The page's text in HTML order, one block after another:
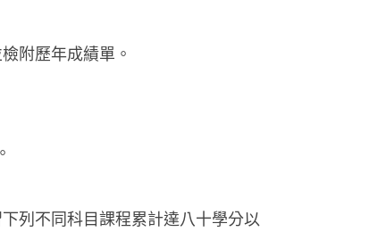
附歷年成績單。
列不同科目課程累計達八十學分以